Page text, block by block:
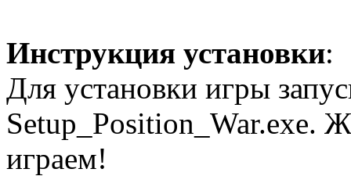
Инструкция установки:
Для установки игры
Setup_Position_War.exe.
играем!